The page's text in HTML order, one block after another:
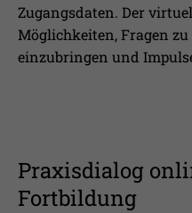
Zugangsdaten. Der
Möglichkeiten, Fragen
einzubringen und
Praxisdialog
Fortbildung